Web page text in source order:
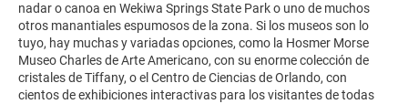
nadar o canoa en Wekiwa Springs State Park o uno de muchos
otros manantiales espumosos de la zona. Si los museos son lo
tuyo, hay muchas y variadas opciones, como la Hosmer Morse
Museo Charles de Arte Americano, con su enorme colección de
cristales de Tiffany, o el Centro de Ciencias de Orlando, con
cientos de exhibiciones interactivas para los visitantes de todas